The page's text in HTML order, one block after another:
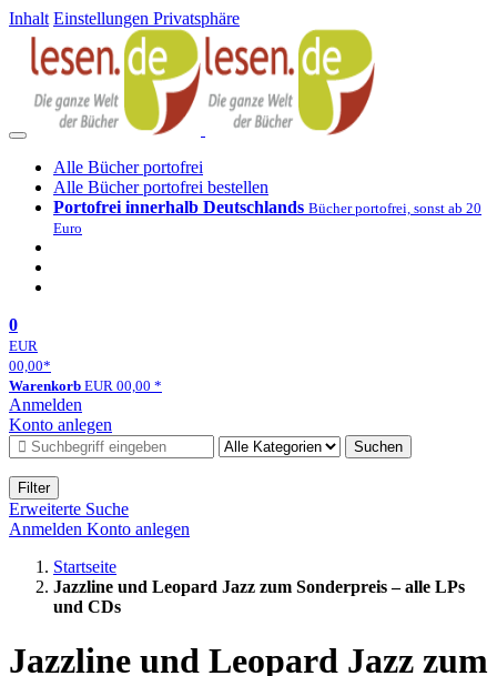
Inhalt Einstellungen Privatsphäre
Alle Bücher portofrei
Alle Bücher portofrei bestellen
Portofrei innerhalb Deutschlands Bücher portofrei, sonst ab 20
Euro
0
EUR
00,00*
Warenkorb EUR 00,00 *
Anmelden
Konto anlegen
Suchen
Filter
Erweiterte Suche
Anmelden Konto anlegen
Startseite
Jazzline und Leopard Jazz zum Sonderpreis – alle LPs
und CDs
Jazzline und Leopard Jazz zum